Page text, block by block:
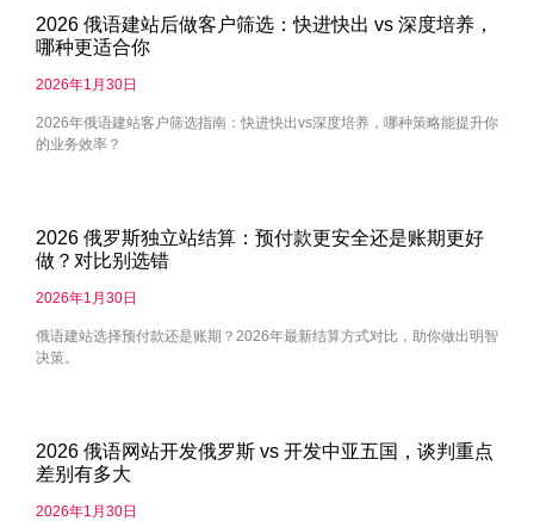
2026 俄语建站后做客户筛选：快进快出 vs 深度培养，
哪种更适合你
2026年1月30日
2026年俄语建站客户筛选指南：快进快出vs深度培养，哪种策略能提升你
的业务效率？
2026 俄罗斯独立站结算：预付款更安全还是账期更好
做？对比别选错
2026年1月30日
俄语建站选择预付款还是账期？2026年最新结算方式对比，助你做出明智
决策。
2026 俄语网站开发俄罗斯 vs 开发中亚五国，谈判重点
差别有多大
2026年1月30日